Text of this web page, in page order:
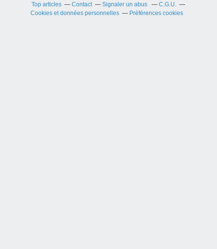
Top articles Contact Signaler un abus
C.G.U.
Cookies et données personnelles
Préférences cookies